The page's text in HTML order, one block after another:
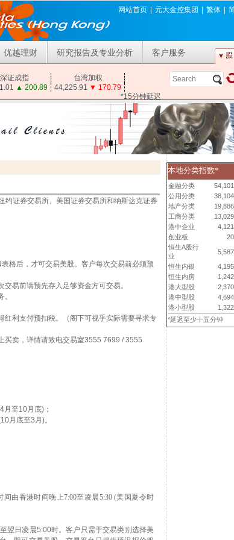
网站首页 元大金控集团 繁体
优越理财 研究报告及专业分析 客户服务
深证成指
台湾加权
▲ 200.89 44,225.91 ▼ 170.79
*15分钟延迟
约证券交易所、美国证券交易所和纳斯达克证券
格后，才可交易美股。客户每次交易前必须预
易前请预先存入足够资金方可交易。
红利支付预扣税。（阁下可视乎实际需要寻求专
买卖，详情请致电交易室3555 7699 / 3555
月至10月底)；
月底至3月)。
间由香港时间晚上7:00至凌晨5:30 (美国夏令时
翌日凌晨5:00时。客户只需于交易类别选择美
本地分类指数*
金融分类
公用分类
地产分类
工商分类
港中企业
创业板
恒生A股行
业
恒生内银
恒生内房
港大型股
港中型股
港小型股
*延迟至少十五分钟